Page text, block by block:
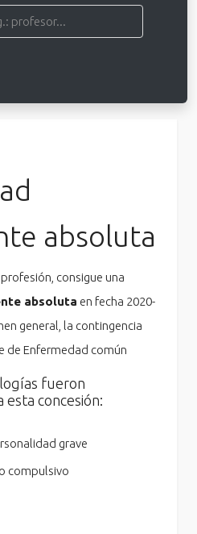
absoluta
consigue una
absoluta en fecha 2020-
general, la contingencia
de Enfermedad común
fueron
concesión:
grave
compulsivo